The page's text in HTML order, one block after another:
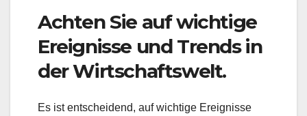
Achten Sie auf wichtige
Ereignisse und Trends in
der Wirtschaftswelt.
Es ist entscheidend, auf wichtige Ereignisse